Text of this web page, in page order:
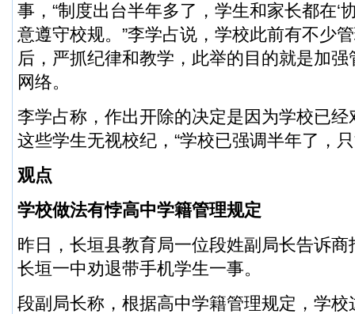
事，“制度出台半年多了，学生和家长都在‘
意遵守校规。”李学占说，学校此前有不少
后，严抓纪律和教学，此举的目的就是加
网络。
李学占称，作出开除的决定是因为学校已
这些学生无视校纪，“学校已强调半年了，
观点
学校做法有悖高中学籍管理规定
昨日，长垣县教育局一位段姓副局长告诉
长垣一中劝退带手机学生一事。
段副局长称，根据高中学籍管理规定，学